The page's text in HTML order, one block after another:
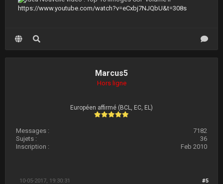
https://www.youtube.com/watch?v=eCxbj7NJQbU&t=308s
Marcus5
Hors ligne
Européen affirmé (BCL, EC, EL)
Messages :
7182
Sujets :
36
Inscription :
Feb 2010
#5
10-05-2017, 19:30:31